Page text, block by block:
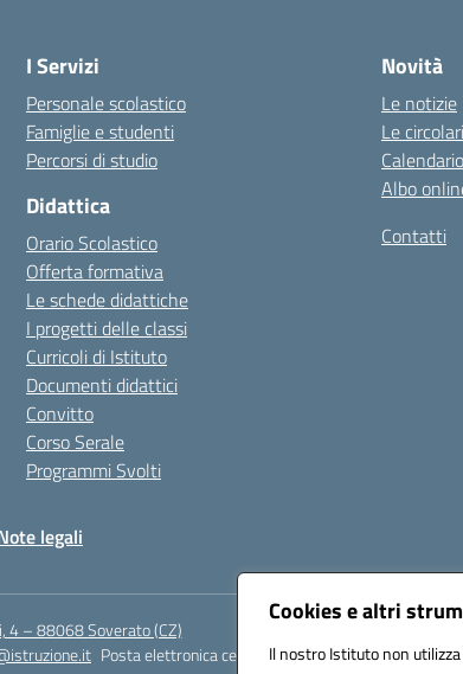
Cookies e altri
Il nostro Istituto non
I Servizi
Personale scolastico
Famiglie e studenti
Percorsi di studio
Didattica
Orario Scolastico
Offerta formativa
Le schede didattiche
I progetti delle classi
Curricoli di Istituto
Documenti didattici
Convitto
Corso Serale
Programmi Svolti
Novità
Le notizie
Le circolari
Albo
Contatti
legali
4 – 88068 Soverato (CZ)
Posta elettronica certificata (PEC):